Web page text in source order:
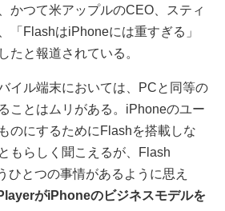
かつて米アップルのCEO、スティ
「FlashはiPhoneには重すぎる」
たと報道されている。
イル端末においては、PCと同等の
ことはムリがある。iPhoneのユー
のにするためにFlashを搭載しな
もらしく聞こえるが、Flash
ひとつの事情があるように思え
がiPhoneのビジネスモデルを